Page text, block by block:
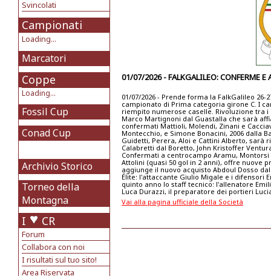
Svincolati
Campionati
Loading...
Marcatori
Coppe
Loading...
Fossil Cup
Conad Cup
Archivio Storico
Torneo della
Montagna
I CR
Forum
Collabora con noi
I risultati sul tuo sito!
Area Riservata
01/07/2026 - FALKGALILEO: CONFERME E
01/07/2026 - Prende forma la FalkGalileo
campionato di Prima categoria girone C. I
riempito numerose caselle. Rivoluzione tra
Marco Martignoni dal Guastalla che sarà
confermati Mattioli, Molendi, Zinani e
Montecchio, e Simone Bonacini, 2006 dalla
Guidetti, Perera, Aloi e Cattini Alberto, sarà
Calabretti dal Boretto, John Kristoffer
Confermati a centrocampo Aramu,
Attolini (quasi 50 gol in 2 anni), offre nuove
aggiunge il nuovo acquisto Abdoul Dosso
Élite: l'attaccante Giulio Migale e i difensori
quinto anno lo staff tecnico: l'allenatore
Luca Durazzi, il preparatore dei portieri
Vai alla pagina ufficiale della Società